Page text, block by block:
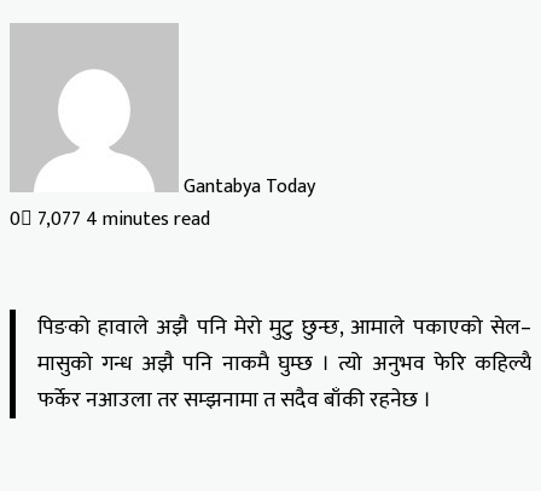
Gantabya Today
0 7,077 4 minutes read
पिङको हावाले अझै पनि मेरो मुटु छुन्छ, आमाले पकाएको सेल–
मासुको गन्ध अझै पनि नाकमै घुम्छ । त्यो अनुभव फेरि कहिल्यै
फर्केर नआउला तर सम्झनामा त सदैव बाँकी रहनेछ ।